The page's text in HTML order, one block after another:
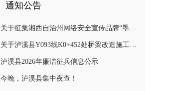
通知公告
关于征集湘西自治州网络安全宣传品牌“墨攻”主题形象的公告
关于泸溪县Y093线K0+452处桥梁改造施工期间实施交通管制的通告
泸溪县2026年廉洁征兵信息公示
今晚，泸溪县集中夜查！